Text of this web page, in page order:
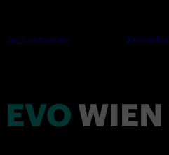
Jetzt anmelden
EVO